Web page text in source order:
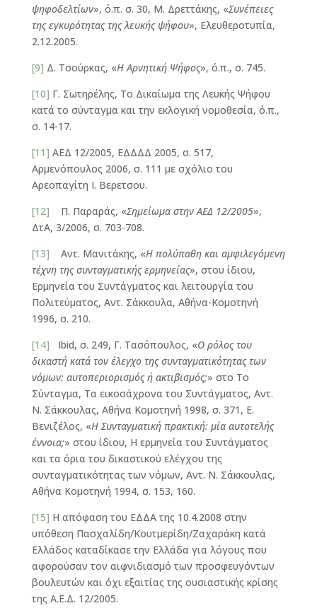
ψηφοδελτίων», ό.π. σ. 30, Μ. Δρεττάκης, «Συνέπειες
της εγκυρότητας της λευκής ψήφου», Ελευθεροτυπία,
2.12.2005.
[9] Δ. Τσούρκας, «Η Αρνητική Ψήφος», ό.π., σ. 745.
[10] Γ. Σωτηρέλης, Το Δικαίωμα της Λευκής Ψήφου
κατά το σύνταγμα και την εκλογική νομοθεσία, ό.π.,
σ. 14-17.
[11] ΑΕΔ 12/2005, ΕΔΔΔΔ 2005, σ. 517,
Αρμενόπουλος 2006, σ. 111 με σχόλιο του
Αρεοπαγίτη Ι. Βερετσου.
[12] Π. Παραράς, «Σημείωμα στην ΑΕΔ 12/2005»,
ΔτΑ, 3/2006, σ. 703-708.
[13] Αντ. Μανιτάκης, «Η πολύπαθη και αμφιλεγόμενη
τέχνη της συνταγματικής ερμηνείας», στου ίδιου,
Ερμηνεία του Συντάγματος και λειτουργία του
Πολιτεύματος, Αντ. Σάκκουλα, Αθήνα-Κομοτηνή
1996, σ. 210.
[14] Ιbid, σ. 249, Γ. Τασόπουλος, «Ο ρόλος του
δικαστή κατά τον έλεγχο της συνταγματικότητας των
νόμων: αυτοπεριορισμός ή ακτιβισμός;» στο Το
Σύνταγμα, Τα εικοσάχρονα του Συντάγματος, Αντ.
Ν. Σάκκουλας, Αθήνα Κομοτηνή 1998, σ. 371, Ε.
Βενιζέλος, «Η Συνταγματική πρακτική: μία αυτοτελής
έννοια;» στου ίδιου, Η ερμηνεία του Συντάγματος
και τα όρια του δικαστικού ελέγχου της
συνταγματικότητας των νόμων, Αντ. Ν. Σάκκουλας,
Αθήνα Κομοτηνή 1994, σ. 153, 160.
[15] Η απόφαση του ΕΔΔΑ της 10.4.2008 στην
υπόθεση Πασχαλίδη/Κουτμερίδη/Ζαχαράκη κατά
Ελλάδος καταδίκασε την Ελλάδα για λόγους που
αφορούσαν τον αιφνιδιασμό των προσφευγόντων
βουλευτών και όχι εξαιτίας της ουσιαστικής κρίσης
της Α.Ε.Δ. 12/2005.